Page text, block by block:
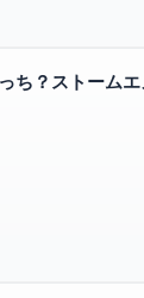
ち？ストーム